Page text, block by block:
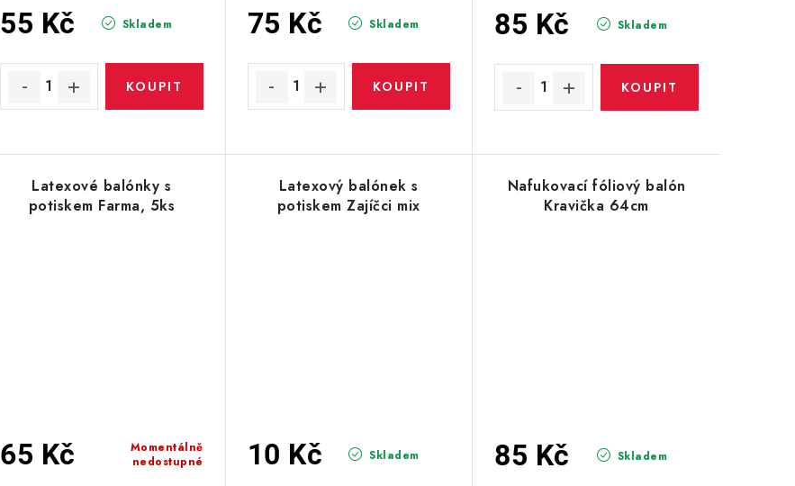
Skladem
55 Kč Skladem
75 Kč Skladem
85 Kč
Latexové balónky s
potiskem Farma, 5ks
Momentálně
nedostupné
65 Kč
Latexový balónek s
potiskem Zajíčci mix
Skladem
10 Kč
Nafukovací fóliový balón
Kravička 64cm
Skladem
85 Kč